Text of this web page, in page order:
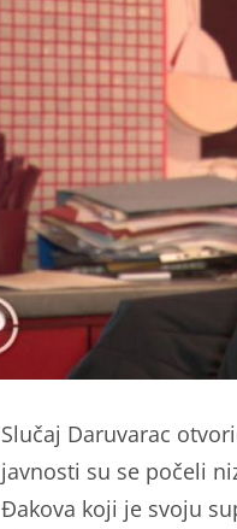
Slučaj Daruvarac
javnosti su se počeli
Đakova koji je svoju